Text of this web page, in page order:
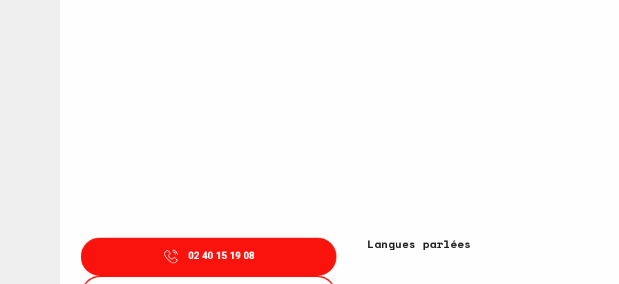
02 40 15 19 08
Langues parlées
Langues parlées